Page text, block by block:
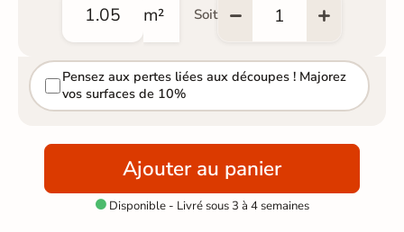
m² Soit
Pensez aux pertes liées aux découpes ! Majorez
vos surfaces de 10%
Ajouter au panier
Disponible - Livré sous 3 à 4 semaines